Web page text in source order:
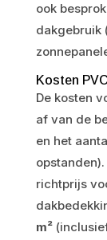
ook
dakgebruik
Kosten
De kosten
af van de
en het
richtprijs
m²